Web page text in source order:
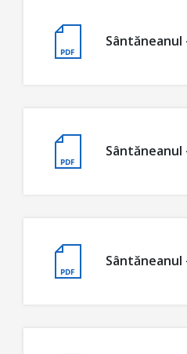
Sântăneanul
Sântăneanul
Sântăneanul